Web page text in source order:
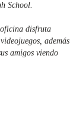
School.
disfruta
además
amigos viendo